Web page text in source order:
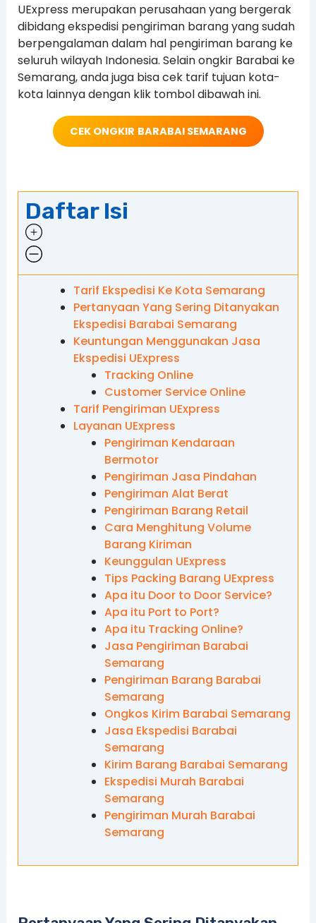
UExpress merupakan perusahaan yang bergerak
dibidang ekspedisi pengiriman barang yang sudah
berpengalaman dalam hal pengiriman barang ke
seluruh wilayah Indonesia. Selain ongkir Barabai ke
Semarang, anda juga bisa cek tarif tujuan kota-
kota lainnya dengan klik tombol dibawah ini.
CEK ONGKIR BARABAI SEMARANG
Daftar Isi
Tarif Ekspedisi Ke Kota Semarang
Pertanyaan Yang Sering Ditanyakan
Ekspedisi Barabai Semarang
Keuntungan Menggunakan Jasa
Ekspedisi UExpress
Tracking Online
Customer Service Online
Tarif Pengiriman UExpress
Layanan UExpress
Pengiriman Kendaraan
Bermotor
Pengiriman Jasa Pindahan
Pengiriman Alat Berat
Pengiriman Barang Retail
Cara Menghitung Volume
Barang Kiriman
Keunggulan UExpress
Tips Packing Barang UExpress
Apa itu Door to Door Service?
Apa itu Port to Port?
Apa itu Tracking Online?
Jasa Pengiriman Barabai
Semarang
Pengiriman Barang Barabai
Semarang
Ongkos Kirim Barabai Semarang
Jasa Ekspedisi Barabai
Semarang
Kirim Barang Barabai Semarang
Ekspedisi Murah Barabai
Semarang
Pengiriman Murah Barabai
Semarang